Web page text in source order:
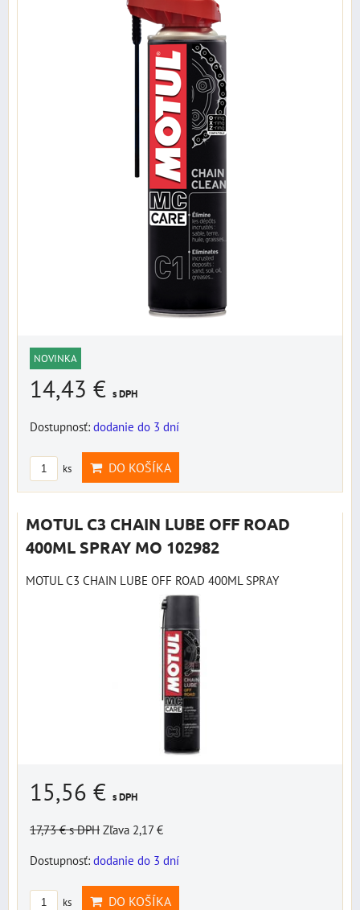
NOVINKA
14,43 € s DPH
Dostupnosť: dodanie do 3 dní
ks DO KOŠÍKA
MOTUL C3 CHAIN LUBE OFF ROAD
400ML SPRAY MO 102982
MOTUL C3 CHAIN LUBE OFF ROAD 400ML SPRAY
15,56 € s DPH
17,73 €s DPH Zľava 2,17 €
Dostupnosť: dodanie do 3 dní
ks DO KOŠÍKA